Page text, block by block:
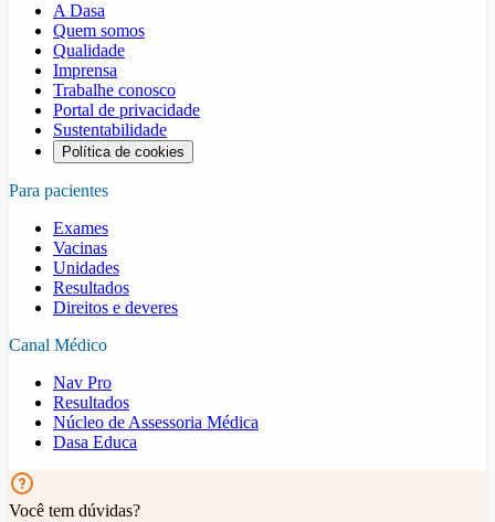
A Dasa
Quem somos
Qualidade
Imprensa
Trabalhe conosco
Portal de privacidade
Sustentabilidade
Política de cookies
Para pacientes
Exames
Vacinas
Unidades
Resultados
Direitos e deveres
Canal Médico
Nav Pro
Resultados
Núcleo de Assessoria Médica
Dasa Educa
Você tem dúvidas?